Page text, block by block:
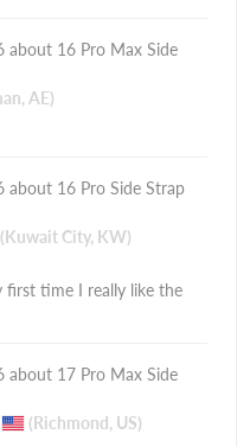
16 Pro Max Side
AE)
16 Pro Side Strap
(Kuwait City, KW)
time I really like the
17 Pro Max Side
(Richmond, US)